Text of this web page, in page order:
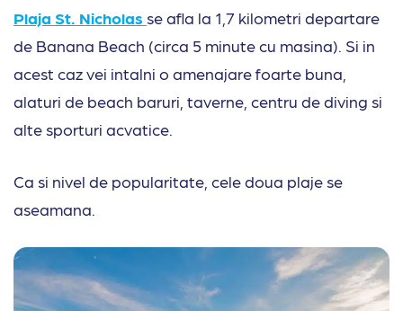
Plaja St. Nicholas se afla la 1,7 kilometri departare
de Banana Beach (circa 5 minute cu masina). Si in
acest caz vei intalni o amenajare foarte buna,
alaturi de beach baruri, taverne, centru de diving si
alte sporturi acvatice.
Ca si nivel de popularitate, cele doua plaje se
aseamana.